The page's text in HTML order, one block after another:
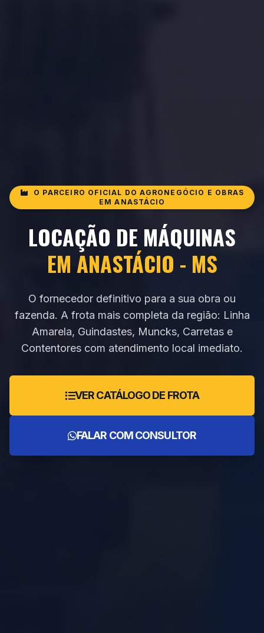
O PARCEIRO OFICIAL DO AGRONEGÓCIO E OBRAS
EM ANASTÁCIO
LOCAÇÃO DE MÁQUINAS
EM ANASTÁCIO - MS
O fornecedor definitivo para a sua obra ou
fazenda. A frota mais completa da região: Linha
Amarela, Guindastes, Muncks, Carretas e
Contentores com atendimento local imediato.
VER CATÁLOGO DE FROTA
FALAR COM CONSULTOR